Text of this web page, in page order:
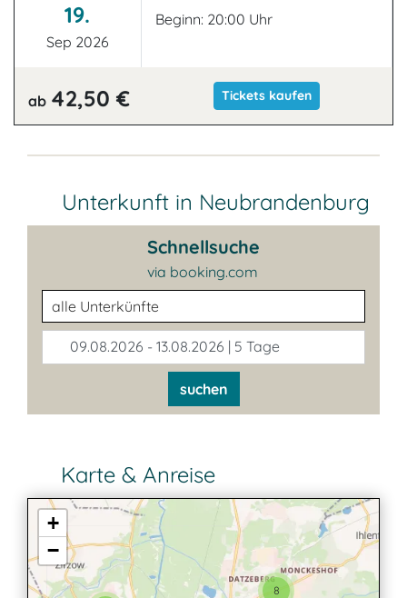
19.
Sep 2026
Beginn: 20:00 Uhr
ab 42,50 € Tickets kaufen
Unterkunft in Neubrandenburg
Schnellsuche
via booking.com
Unterkunftsart
09.08.2026 - 13.08.2026 | 5 Tage
suchen
Karte & Anreise
8
+
−